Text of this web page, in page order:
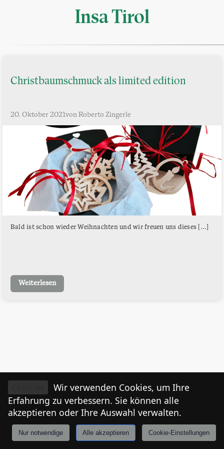
Insa Tirol
Christbaumschmuck als limited edition
20. Oktober 2021von Roberto Zingerle
Bald ist schon wieder Weihnachten und wir freuen uns dieses […]
Weiterlesen
Anmelden Tiroler
Wir verwenden Cookies, um Ihre
Erfahrung zu verbessern. Sie können alle
akzeptieren oder Ihre Auswahl verwalten.
Nur notwendige Alle akzeptieren Cookie-Einstellungen